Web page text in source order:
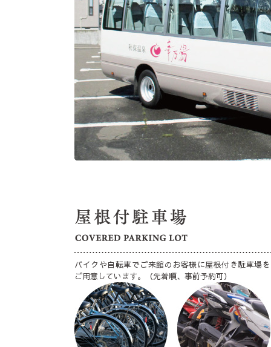
バイクや自転車でご来館のお客様に屋根付き駐車場を
ご用意しています。（先着順、事前予約可）